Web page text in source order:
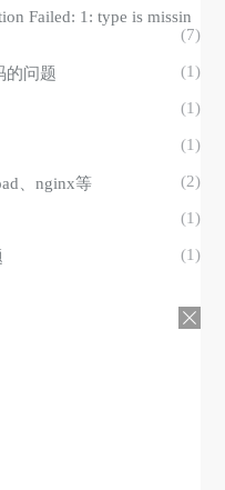
Failed: 1: type is missin
(7)
的问题 (1)
(1)
(1)
、nginx等 (2)
(1)
(1)